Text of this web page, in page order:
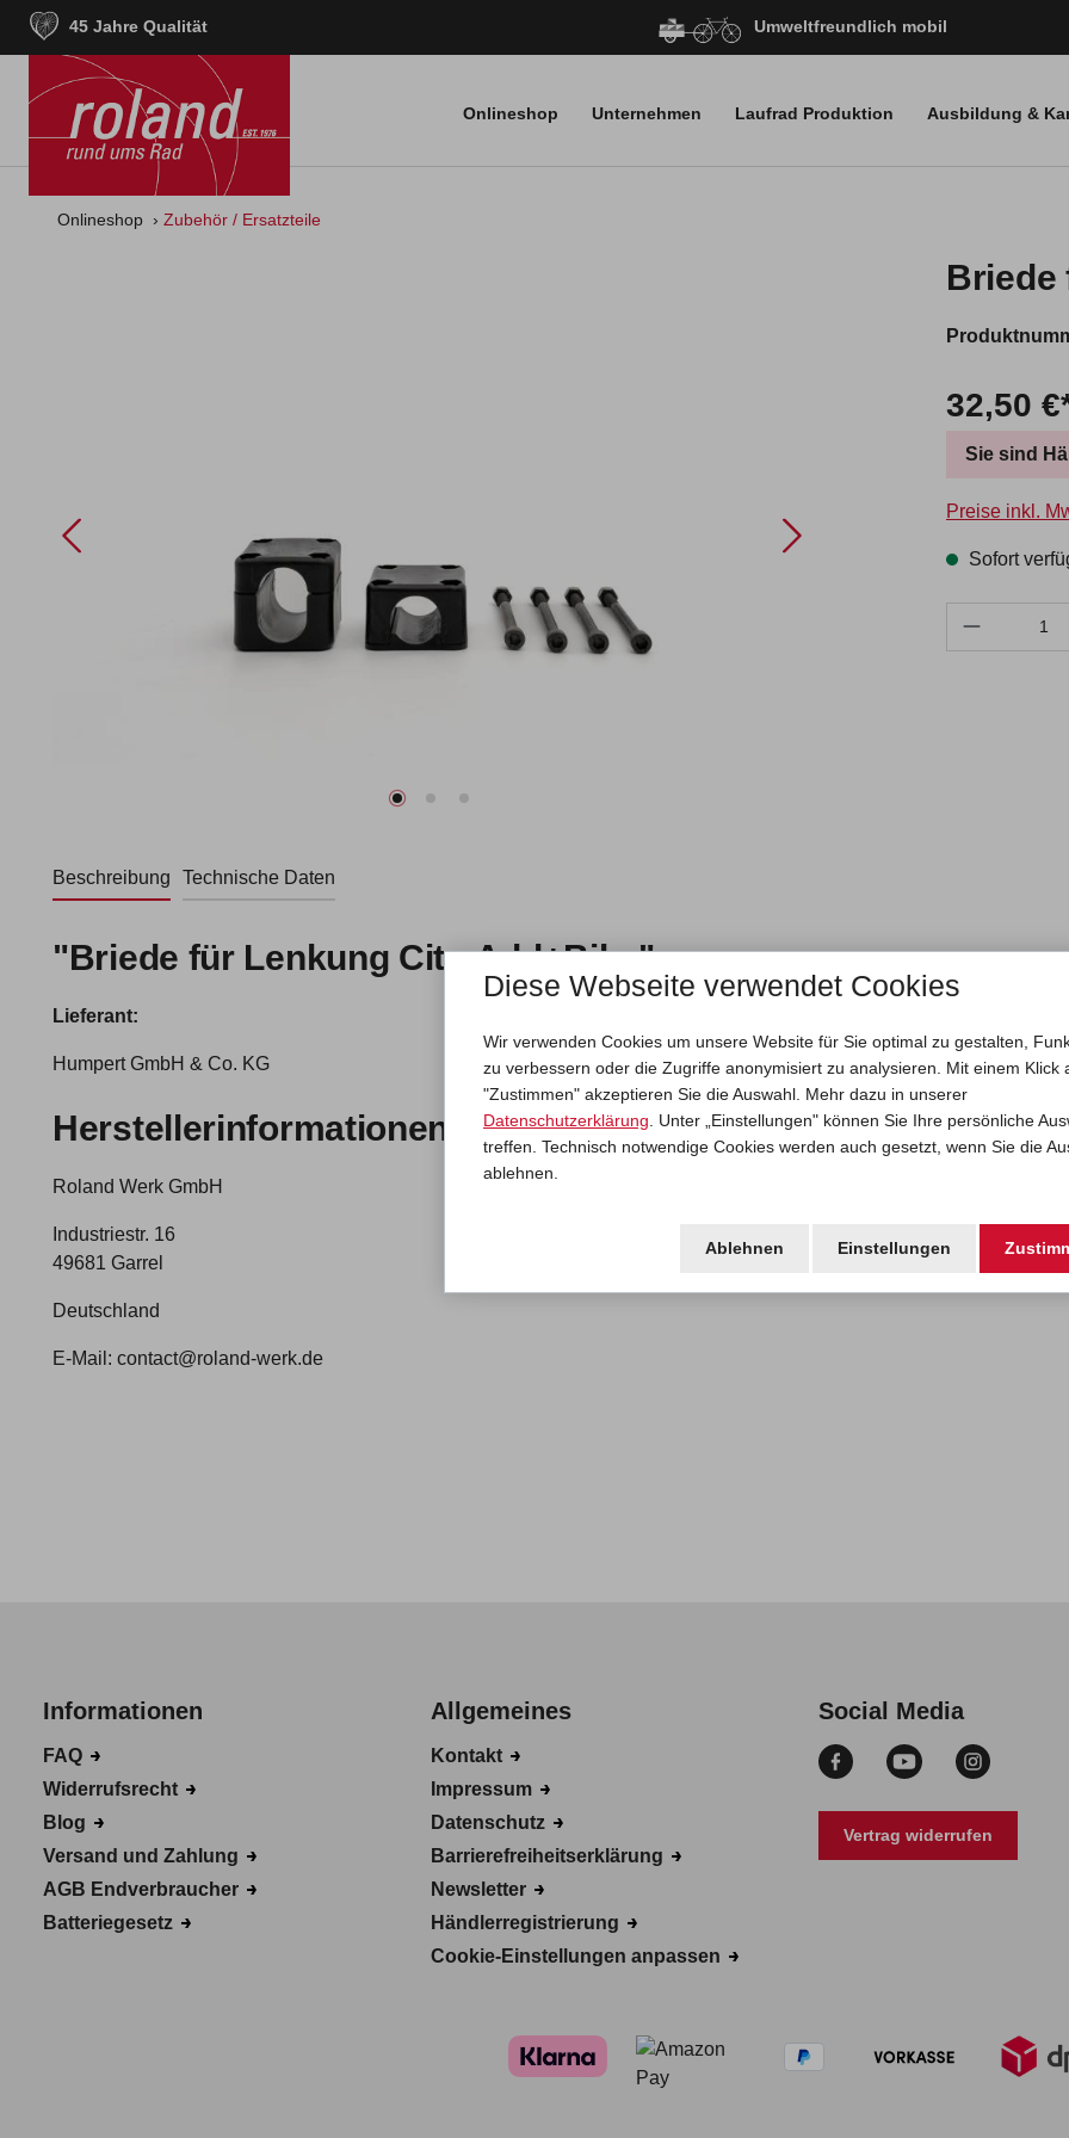
Zur Hauptnavigation springen
45 Jahre Qualität Umweltfreundlich mobil
Onlineshop
Unternehmen Laufrad Produktion Ausbildung &
Onlineshop Zubehör / Ersatzteile
Beschreibung Technische Daten
"Briede für Lenkung Cito Add+Bike"
Lieferant:
Humpert GmbH & Co. KG
Herstellerinformationen
Roland Werk GmbH
Industriestr. 16
49681 Garrel
Deutschland
E-Mail: contact@roland-werk.de
Briede
32,50
Sie sind
Preise inkl.
Sofort
Informationen
FAQ
Widerrufsrecht
Blog
Versand und Zahlung
AGB Endverbraucher
Batteriegesetz
Allgemeines
Kontakt
Impressum
Datenschutz
Barrierefreiheitserklärung
Newsletter
Händlerregistrierung
Cookie-Einstellungen anpassen
Social Media
Vertrag widerrufen
Diese Webseite verwendet Cookies
Wir verwenden Cookies um unsere Website für Sie optimal zu gestalten,
zu verbessern oder die Zugriffe anonymisiert zu analysieren. Mit einem Klick
"Zustimmen" akzeptieren Sie die Auswahl. Mehr dazu in unserer
Datenschutzerklärung . Unter „Einstellungen" können Sie Ihre persönliche
treffen. Technisch notwendige Cookies werden auch gesetzt, wenn Sie die
ablehnen.
Ablehnen Einstellungen